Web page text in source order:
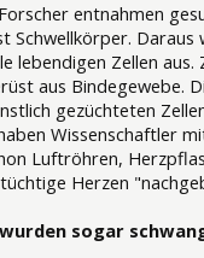
entnahmen
Schwellkörper. Daraus
lebendigen Zellen aus.
aus Bindegewebe.
gezüchteten
Wissenschaftler
Luftröhren,
Herzen
sogar